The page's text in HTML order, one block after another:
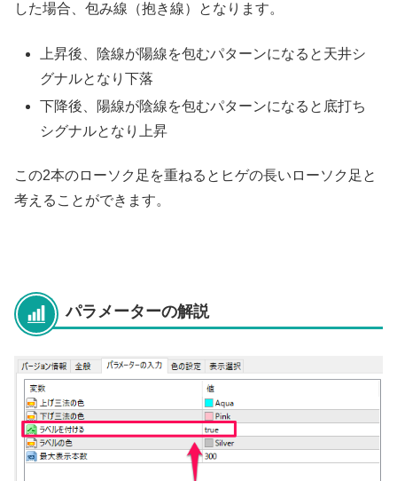
した場合、包み線（抱き線）となります。
上昇後、陰線が陽線を包むパターンになると天井シ
グナルとなり下落
下降後、陽線が陰線を包むパターンになると底打ち
シグナルとなり上昇
この2本のローソク足を重ねるとヒゲの長いローソク足と
考えることができます。
パラメーターの解説